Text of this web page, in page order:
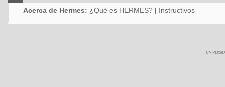
Acerca de Hermes: ¿Qué es HERMES? | Instructivos